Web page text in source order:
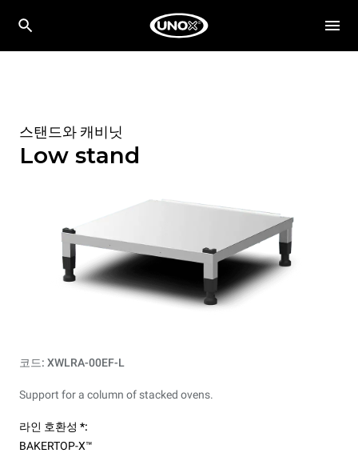
스탠드와 캐비닛
Low stand
코드: XWLRA-00EF-L
Support for a column of stacked ovens.
라인 호환성 *:
BAKERTOP-X™